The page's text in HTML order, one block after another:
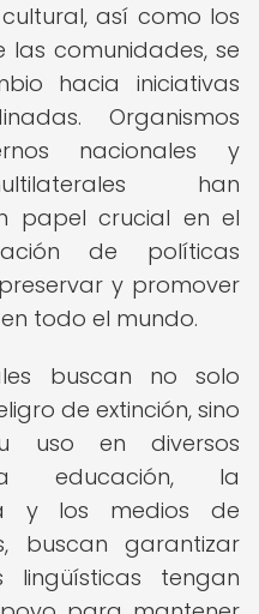
así como los
las comunidades, se
hacia iniciativas
Organismos
nacionales y
han
papel crucial en el
de políticas
y promover
todo el mundo.
buscan no solo
de extinción, sino
uso en diversos
educación, la
y los medios de
buscan garantizar
lingüísticas tengan